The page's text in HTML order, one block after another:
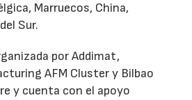
Marruecos, China,
Sur.
por Addimat,
AFM Cluster y Bilbao
y cuenta con el apoyo